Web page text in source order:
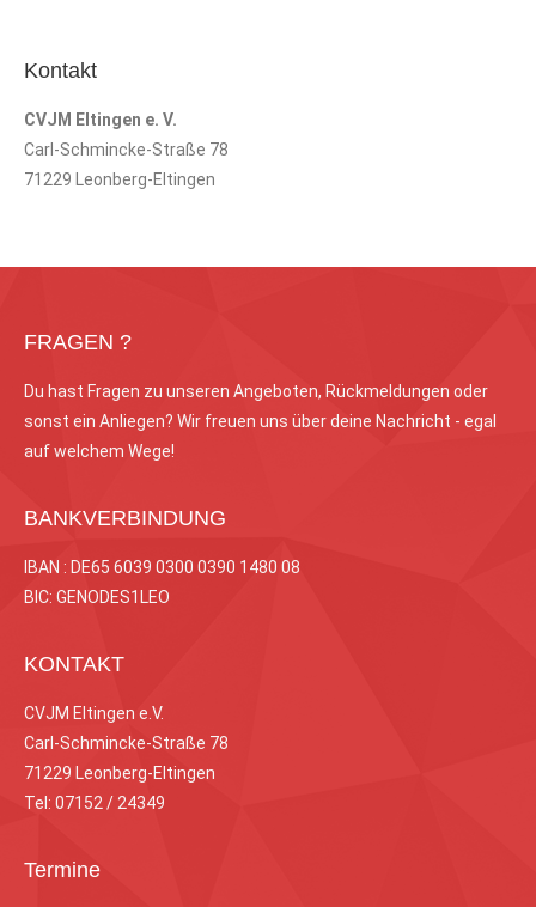
Kontakt
CVJM Eltingen e. V.
Carl-Schmincke-Straße 78
71229 Leonberg-Eltingen
FRAGEN ?
Du hast Fragen zu unseren Angeboten, Rückmeldungen oder
sonst ein Anliegen? Wir freuen uns über deine Nachricht - egal
auf welchem Wege!
BANKVERBINDUNG
IBAN : DE65 6039 0300 0390 1480 08
BIC: GENODES1LEO
KONTAKT
CVJM Eltingen e.V.
Carl-Schmincke-Straße 78
71229 Leonberg-Eltingen
Tel: 07152 / 24349
Termine